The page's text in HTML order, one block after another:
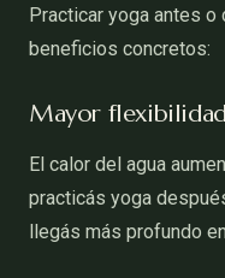
Practicar yoga antes o
beneficios concretos:
Mayor
El calor del agua
practicás yoga
llegás más profundo